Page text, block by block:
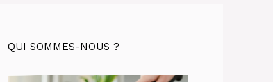
QUI SOMMES-NOUS ?